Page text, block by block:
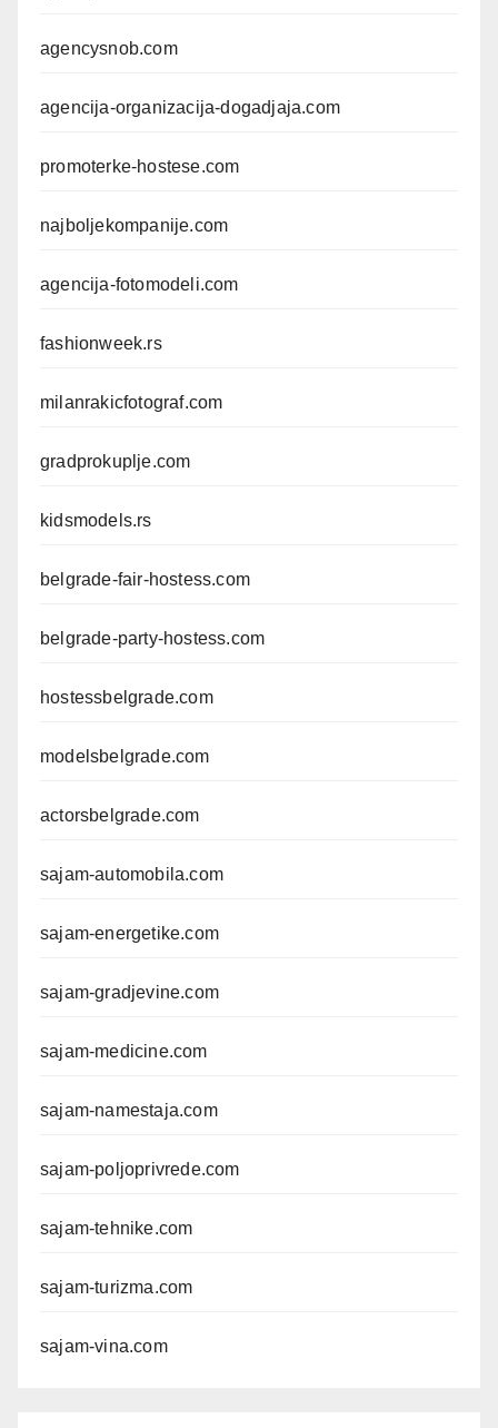
agencysnob.com
agencija-organizacija-dogadjaja.com
promoterke-hostese.com
najboljekompanije.com
agencija-fotomodeli.com
fashionweek.rs
milanrakicfotograf.com
gradprokuplje.com
kidsmodels.rs
belgrade-fair-hostess.com
belgrade-party-hostess.com
hostessbelgrade.com
modelsbelgrade.com
actorsbelgrade.com
sajam-automobila.com
sajam-energetike.com
sajam-gradjevine.com
sajam-medicine.com
sajam-namestaja.com
sajam-poljoprivrede.com
sajam-tehnike.com
sajam-turizma.com
sajam-vina.com